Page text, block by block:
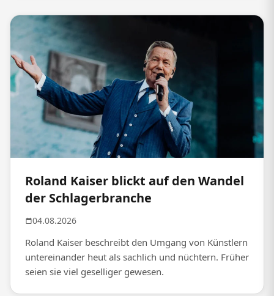
Roland Kaiser blickt auf den Wandel
der Schlagerbranche
04.08.2026
Roland Kaiser beschreibt den Umgang von Künstlern
untereinander heut als sachlich und nüchtern. Früher
seien sie viel geselliger gewesen.